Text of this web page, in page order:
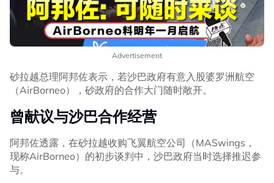
Advertisement
砂拉越总理阿邦佐表示，若沙巴政府有意入股婆罗洲航空
（AirBorneo），砂政府的合作大门随时敞开。
曾献议与沙巴合作经营
阿邦佐透露，在砂拉越收购飞翼航空公司（MASwings，
现称AirBorneo）的初步谈判中，沙巴政府当时选择推迟参
与。